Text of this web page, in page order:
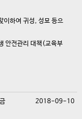
하여 귀성, 성묘 등으
안전관리 대책(교육부
2018-09-10